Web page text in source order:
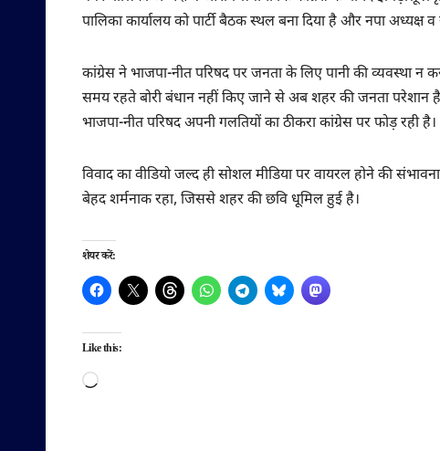
पालिका कार्यालय को पार्टी बैठक स्थल बना दिया है और नपा
कांग्रेस ने भाजपा-नीत परिषद पर जनता के लिए पानी की व्यवस्था
समय रहते बोरी बंधान नहीं किए जाने से अब शहर की जनता परेशान
भाजपा-नीत परिषद अपनी गलतियों का ठीकरा कांग्रेस पर फोड़ रही है।
विवाद का वीडियो जल्द ही सोशल मीडिया पर वायरल होने की
बेहद शर्मनाक रहा, जिससे शहर की छवि धूमिल हुई है।
शेयर करें:
Like this:
Loading…